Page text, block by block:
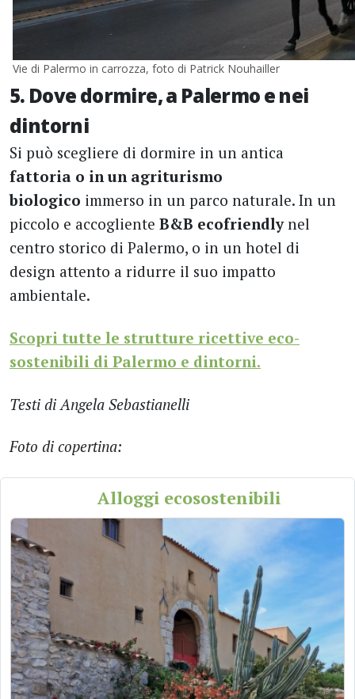
Vie di Palermo in carrozza, foto di Patrick Nouhailler
5. Dove dormire, a Palermo e nei
dintorni
Si può scegliere di dormire in un antica
fattoria o in un agriturismo
biologico immerso in un parco naturale. In un
piccolo e accogliente B&B ecofriendlynel
centro storico di Palermo, o in un hotel di
design attento a ridurre il suo impatto
ambientale.
Scopri tutte le strutture ricettive eco-
sostenibili di Palermo e dintorni.
Testi di Angela Sebastianelli
Foto di copertina:
Alloggi ecosostenibili